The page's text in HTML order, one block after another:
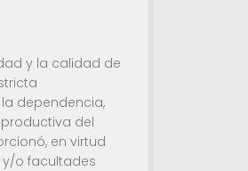
y la calidad de
dependencia,
del
en virtud
o facultades